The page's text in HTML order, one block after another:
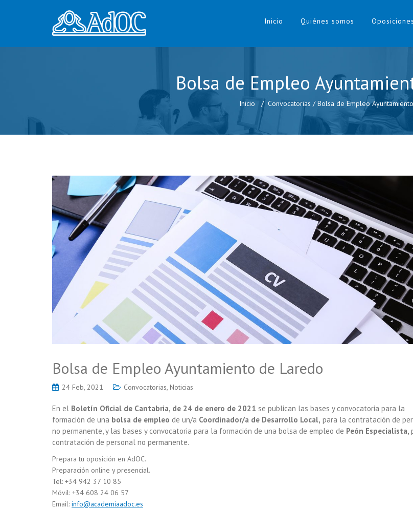
Inicio Quiénes somos Oposiciones
Bolsa de Empleo
Inicio Convocatorias /Bolsa de Empleo
Bolsa de Empleo Ayuntamiento de Laredo
24 Feb, 2021 Convocatorias, Noticias
En el Boletín Oficial de Cantabria, de 24 de enero de 2021 se publican las bases y convocatoria para la
formación de una bolsa de empleo de un/a Coordinador/a de Desarrollo Local, para la contratación de
no permanente, y las bases y convocatoria para la formación de una bolsa de empleo de Peón Especialista,
contratación de personal no permanente.
Prepara tu oposición en AdOC.
Preparación online y presencial.
Tel: +34 942 37 10 85
Móvil: +34 608 24 06 57
Email: info@academiaadoc.es